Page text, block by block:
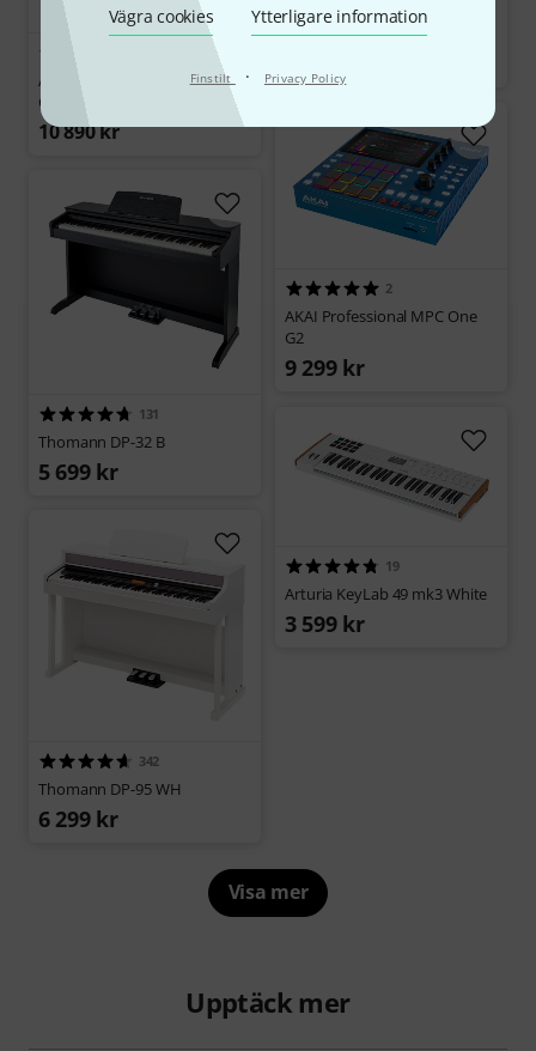
Vägra cookies Ytterligare information
Finstilt · Privacy Policy
AKAI Professional MPC Key 37
G2
10 890 kr
AKAI Professional MPC XL
131
Thomann DP-32 B
5 699 kr
2
AKAI Professional MPC One
G2
9 299 kr
342
Thomann DP-95 WH
6 299 kr
19
Arturia KeyLab 49 mk3 White
3 599 kr
Visa mer
Upptäck mer